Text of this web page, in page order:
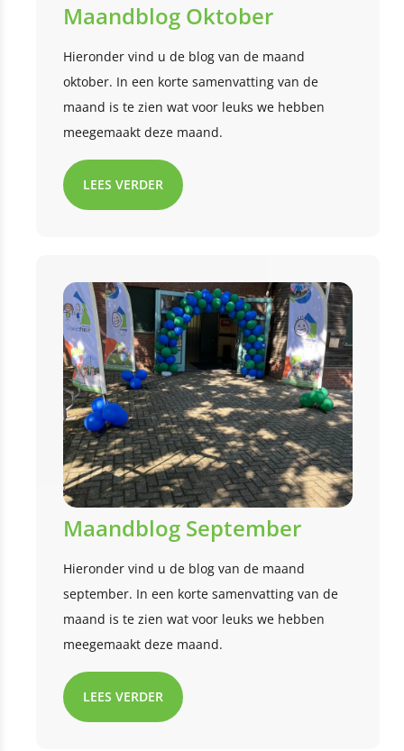
Maandblog Oktober
Hieronder vind u de blog van de maand
oktober. In een korte samenvatting van de
maand is te zien wat voor leuks we hebben
meegemaakt deze maand.
LEES VERDER
Maandblog September
Hieronder vind u de blog van de maand
september. In een korte samenvatting van de
maand is te zien wat voor leuks we hebben
meegemaakt deze maand.
LEES VERDER